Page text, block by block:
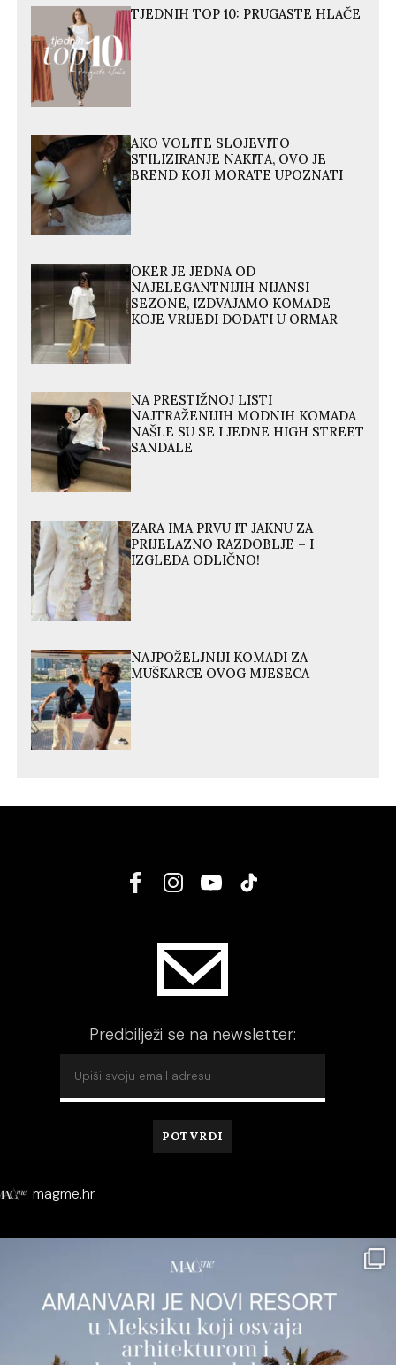
TJEDNIH TOP 10: PRUGASTE HLAČE
AKO VOLITE SLOJEVITO
STILIZIRANJE NAKITA, OVO JE
BREND KOJI MORATE UPOZNATI
OKER JE JEDNA OD
NAJELEGANTNIJIH NIJANSI
SEZONE, IZDVAJAMO KOMADE
KOJE VRIJEDI DODATI U ORMAR
NA PRESTIŽNOJ LISTI
NAJTRAŽENIJIH MODNIH KOMADA
NAŠLE SU SE I JEDNE HIGH STREET
SANDALE
ZARA IMA PRVU IT JAKNU ZA
PRIJELAZNO RAZDOBLJE – I
IZGLEDA ODLIČNO!
NAJPOŽELJNIJI KOMADI ZA
MUŠKARCE OVOG MJESECA
Predbilježi se na newsletter:
magme.hr